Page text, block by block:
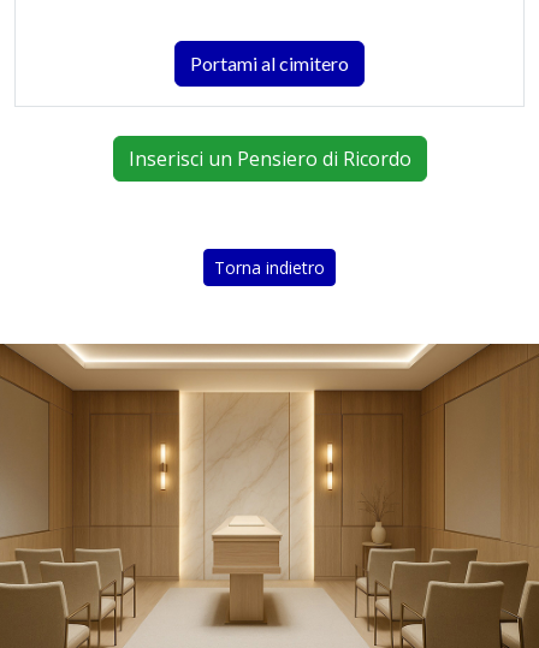
Portami al cimitero
Inserisci un Pensiero di Ricordo
Torna indietro